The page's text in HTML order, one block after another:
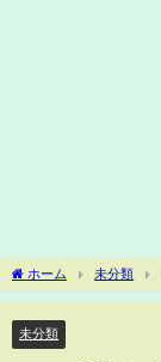
ホーム 未分類
未分類